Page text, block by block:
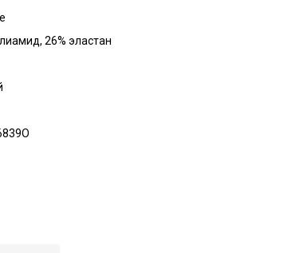
26% эластан